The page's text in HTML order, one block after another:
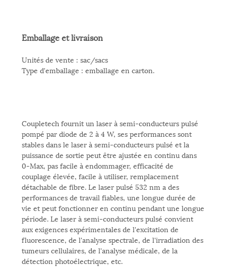
Emballage et livraison
Unités de vente : sac/sacs
Type d'emballage : emballage en carton.
Coupletech fournit un laser à semi-conducteurs pulsé
pompé par diode de 2 à 4 W, ses performances sont
stables dans le laser à semi-conducteurs pulsé et la
puissance de sortie peut être ajustée en continu dans
0-Max, pas facile à endommager, efficacité de
couplage élevée, facile à utiliser, remplacement
détachable de fibre. Le laser pulsé 532 nm a des
performances de travail fiables, une longue durée de
vie et peut fonctionner en continu pendant une longue
période. Le laser à semi-conducteurs pulsé convient
aux exigences expérimentales de l'excitation de
fluorescence, de l'analyse spectrale, de l'irradiation des
tumeurs cellulaires, de l'analyse médicale, de la
détection photoélectrique, etc.